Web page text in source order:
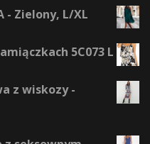
- Zielony, L/XL
5C073 L
z wiskozy -